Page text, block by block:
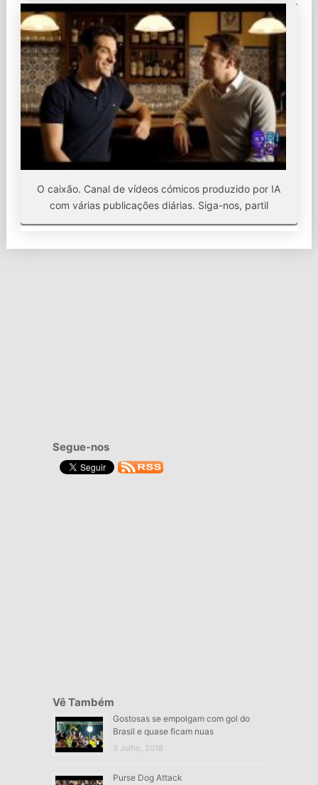
O caixão. Canal de vídeos cómicos produzido por IA
com várias publicações diárias. Siga-nos, partil
Segue-nos
Vê Também
Gostosas se empolgam com gol do
Brasil e quase ficam nuas
3 Julho, 2018
Purse Dog Attack